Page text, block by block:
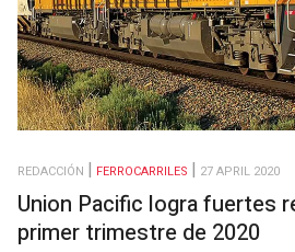
REDACCIÓN FERROCARRILES 27 APRIL 2020
Union Pacific logra fuertes
primer trimestre de 2020